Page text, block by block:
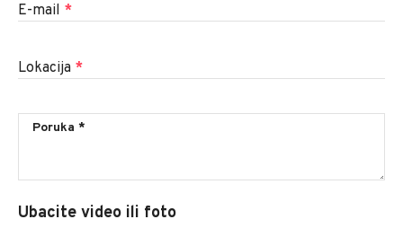
E-mail *
Lokacija *
Ubacite video ili foto